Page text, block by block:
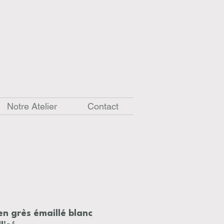
Notre Atelier Contact
grès émaillé blanc